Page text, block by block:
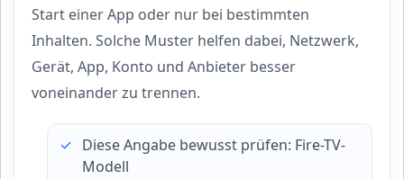
Start einer App oder nur bei bestimmten
Inhalten. Solche Muster helfen dabei, Netzwerk,
Gerät, App, Konto und Anbieter besser
voneinander zu trennen.
Diese Angabe bewusst prüfen: Fire-TV-
Modell